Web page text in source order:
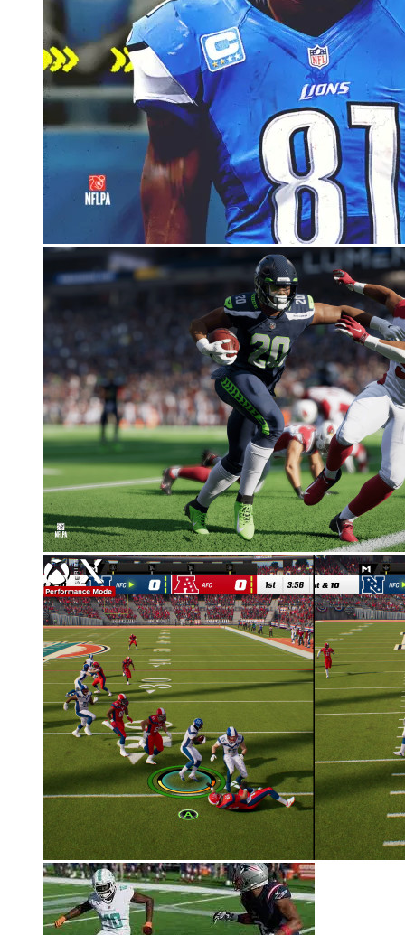
Корзина пуста.